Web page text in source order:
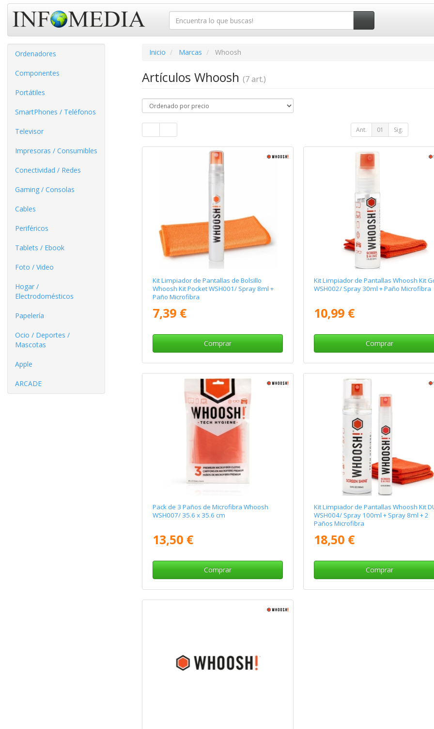
Ordenadores
Componentes
Portátiles
SmartPhones / Teléfonos
Televisor
Impresoras / Consumibles
Conectividad / Redes
Gaming / Consolas
Cables
Periféricos
Tablets / Ebook
Foto / Video
Hogar /
Electrodomésticos
Papelería
Ocio / Deportes /
Mascotas
Apple
ARCADE
Inicio Marcas Whoosh
Artículos Whoosh (7 art.)
Ant. 01 Sig.
Kit Limpiador de Pantallas de Bolsillo
Whoosh Kit Pocket WSH001/ Spray 8ml +
Paño Microfibra
7,39 €
Comprar
Kit Limpiador de Pantallas Whoosh Kit
WSH002/ Spray 30ml + Paño Microfibra
10,99 €
Comprar
Pack de 3 Paños de Microfibra Whoosh
WSH007/ 35.6 x 35.6 cm
13,50 €
Comprar
Kit Limpiador de Pantallas Whoosh Kit
WSH004/ Spray 100ml + Spray 8ml + 2
Paños Microfibra
18,50 €
Comprar